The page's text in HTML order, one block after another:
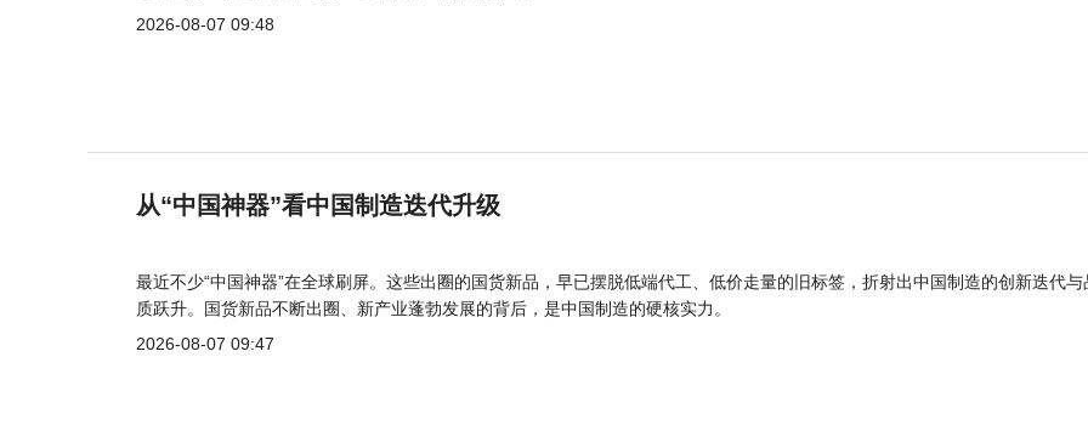
2026-08-07 09:48
从“中国神器”看中国制造迭代升级
最近不少“中国神器”在全球刷屏。这些出圈的国货新品，早已摆脱低端代工、低价走量的旧标签，折射出中国制造的创新迭代与
质跃升。国货新品不断出圈、新产业蓬勃发展的背后，是中国制造的硬核实力。
2026-08-07 09:47